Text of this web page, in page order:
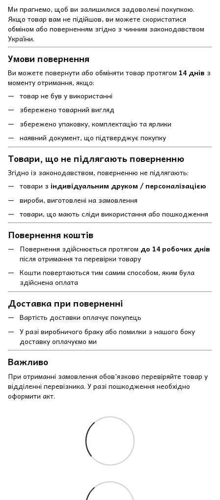
Ми прагнемо, щоб ви залишилися задоволені покупкою.
Якщо товар вам не підійшов, ви можете скористатися
обміном або поверненням згідно з чинним законодавством
України.
Умови повернення
Ви можете повернути або обміняти товар протягом 14 днів з
моменту отримання, якщо:
товар не був у використанні
збережено товарний вигляд
збережено упаковку, комплектацію та ярлики
наявний документ, що підтверджує покупку
Товари, що не підлягають поверненню
Згідно із законодавством, поверненню не підлягають:
товари з індивідуальним друком / персоналізацією
вироби, виготовлені на замовлення
товари, що мають сліди використання або пошкодження
Повернення коштів
Повернення здійснюється протягом до 14 робочих днів
після отримання та перевірки товару
Кошти повертаються тим самим способом, яким була
здійснена оплата
Доставка при поверненні
Вартість доставки оплачує покупець
У разі виробничого браку або помилки з нашого боку
доставку оплачуємо ми
Важливо
При отриманні замовлення обов’язково перевіряйте товар у
відділенні перевізника. У разі пошкодження необхідно
оформити акт.